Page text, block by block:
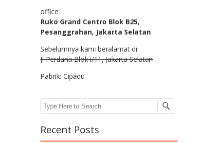
office:
Ruko Grand Centro Blok B25,
Pesanggrahan, Jakarta Selatan
Sebelumnya kami beralamat di:
Jl Perdana Blok i/11, Jakarta Selatan
Pabrik: Cipadu
Search
Recent Posts